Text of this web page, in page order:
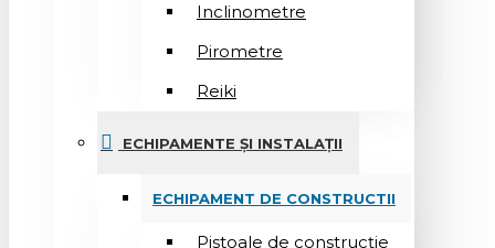
Inclinometre
Pirometre
Reiki
ECHIPAMENTE ȘI INSTALAȚII
ECHIPAMENT DE CONSTRUCTII
Pistoale de construcție